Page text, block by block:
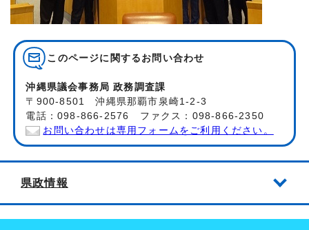
このページに関する お問い合わせ
沖縄県議会事務局 政務調査課
〒900-8501 沖縄県那覇市泉崎1-2-3
電話：098-866-2576 ファクス：098-866-2350
お問い合わせは専用フォームをご利用ください。
県政情報